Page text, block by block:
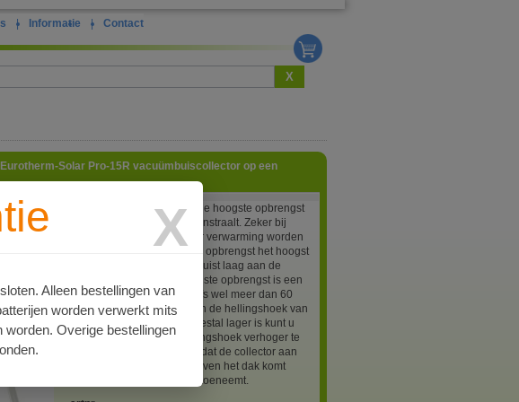
| Informatie | Contact
X
X
Alleen bestellingen van
worden verwerkt mits
Overige bestellingen
Solar Pro-15R vacuümbuiscollector op een
Zonnecollectoren leveren de hoogste opbrengst
wanneer de zon loodrecht instraalt. Zeker bij
zonneboilers die (ook) voor verwarming worden
gebruikt is de behoefte aan opbrengst het hoogst
in de maanden dat de zon juist laag aan de
horizon staat. Voor de hoogste opbrengst is een
hellingshoek van 45 tot zelfs wel meer dan 60
graden gewenst. Aangezien de hellingshoek van
een schuin pannendak meestal lager is kunt u
ervoor kiezen om een hellingshoek verhoger te
gebruiken die ervoor zorgt dat de collector aan
de bovenkant wat hoger boven het dak komt
waardoor de hellingshoek toeneemt.